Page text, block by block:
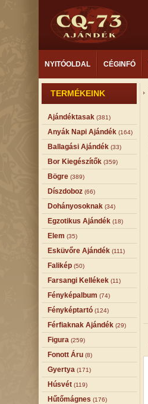
NYITÓOLDAL CÉGINFÓ
TERMÉKEINK
Ajándéktasak (381)
Anyák Napi Ajándék (164)
Ballagási Ajándék (33)
Bor Kiegészítők (359)
Bögre (389)
Díszdoboz (66)
Dohányosoknak (34)
Egzotikus Ajándék (18)
Elem (35)
Esküvőre Ajándék (111)
Falikép (50)
Farsangi Kellékek (11)
Fényképalbum (74)
Fényképtartó (124)
Férfiaknak Ajándék (29)
Figura (259)
Fonott Áru (8)
Gyertya (171)
Húsvét (119)
Hűtőmágnes (176)